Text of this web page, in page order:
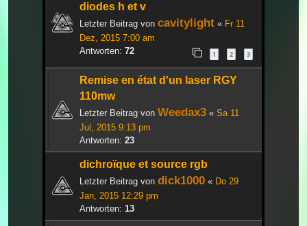
diodes h et v
Letzter Beitrag von cavitylight « Fr 11
Dez, 2015 7:00 am
Antworten: 72 1 2 3
Remise en état d'un laser RGY
110mw
Letzter Beitrag von Weedax3 « Sa 11
Jul, 2015 9:13 pm
Antworten: 23
dichroïque et source rgb
Letzter Beitrag von dick1000 « Do 29
Jan, 2015 12:29 pm
Antworten: 13